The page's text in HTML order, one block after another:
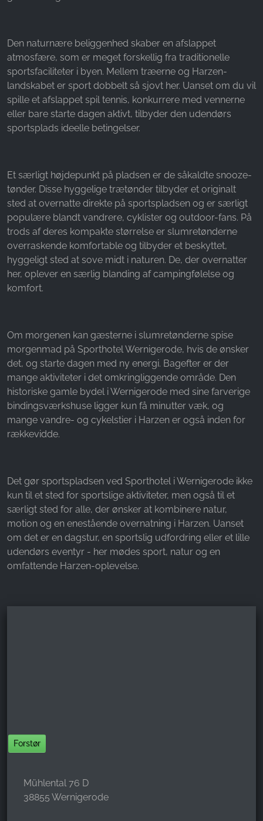
Den naturnære beliggenhed skaber en afslappet
atmosfære, som er meget forskellig fra traditionelle
sportsfaciliteter i byen. Mellem træerne og Harzen-
landskabet er sport dobbelt så sjovt her. Uanset om du vil
spille et afslappet spil tennis, konkurrere med vennerne
eller bare starte dagen aktivt, tilbyder den udendørs
sportsplads ideelle betingelser.
Et særligt højdepunkt på pladsen er de såkaldte snooze-
tønder. Disse hyggelige trætønder tilbyder et originalt
sted at overnatte direkte på sportspladsen og er særligt
populære blandt vandrere, cyklister og outdoor-fans. På
trods af deres kompakte størrelse er slumretønderne
overraskende komfortable og tilbyder et beskyttet,
hyggeligt sted at sove midt i naturen. De, der overnatter
her, oplever en særlig blanding af campingfølelse og
komfort.
Om morgenen kan gæsterne i slumretønderne spise
morgenmad på Sporthotel Wernigerode, hvis de ønsker
det, og starte dagen med ny energi. Bagefter er der
mange aktiviteter i det omkringliggende område. Den
historiske gamle bydel i Wernigerode med sine farverige
bindingsværkshuse ligger kun få minutter væk, og
mange vandre- og cykelstier i Harzen er også inden for
rækkevidde.
Det gør sportspladsen ved Sporthotel i Wernigerode ikke
kun til et sted for sportslige aktiviteter, men også til et
særligt sted for alle, der ønsker at kombinere natur,
motion og en enestående overnatning i Harzen. Uanset
om det er en dagstur, en sportslig udfordring eller et lille
udendørs eventyr - her mødes sport, natur og en
omfattende Harzen-oplevelse.
Forstør
Mühlental 76 D
38855 Wernigerode